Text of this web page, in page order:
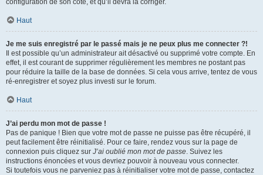
configuration de son côté, et qu’il devra la corriger.
Haut
Je me suis enregistré par le passé mais je ne peux plus me connecter ?!
Il est possible qu’un administrateur ait désactivé ou supprimé votre compte. En
effet, il est courant de supprimer régulièrement les membres ne postant pas
pour réduire la taille de la base de données. Si cela vous arrive, tentez de vous
ré-enregistrer et soyez plus investi sur le forum.
Haut
J’ai perdu mon mot de passe !
Pas de panique ! Bien que votre mot de passe ne puisse pas être récupéré, il
peut facilement être réinitialisé. Pour ce faire, rendez vous sur la page de
connexion puis cliquez sur J’ai oublié mon mot de passe. Suivez les
instructions énoncées et vous devriez pouvoir à nouveau vous connecter.
Si toutefois vous ne parveniez pas à réinitialiser votre mot de passe, contactez